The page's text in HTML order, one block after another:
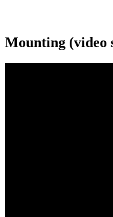
Mounting (video